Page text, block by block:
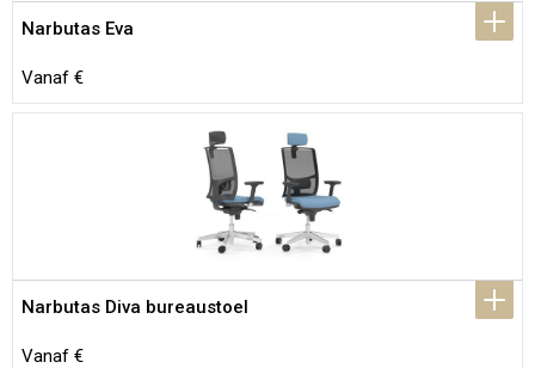
Narbutas Eva
Vanaf €
Narbutas Diva bureaustoel
Vanaf €